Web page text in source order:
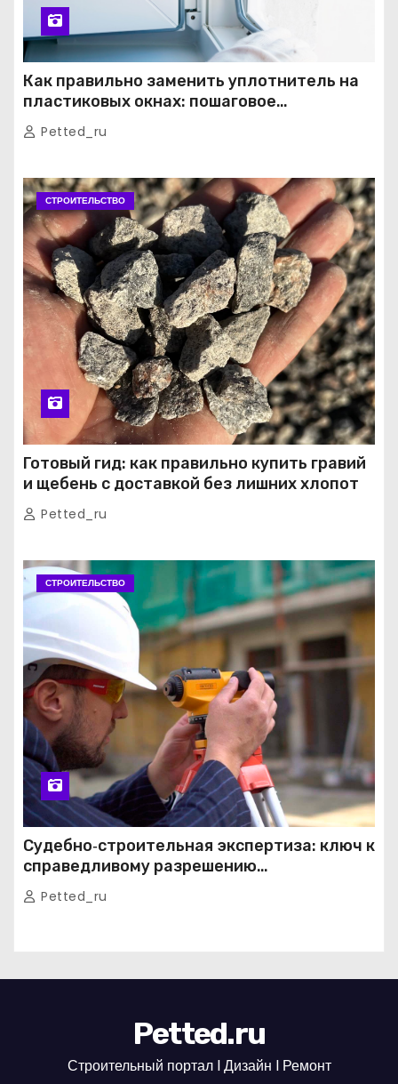
Как правильно заменить уплотнитель на
пластиковых окнах: пошаговое
руководство от экспертов
Petted_ru
СТРОИТЕЛЬСТВО
Готовый гид: как правильно купить гравий
и щебень с доставкой без лишних хлопот
Petted_ru
СТРОИТЕЛЬСТВО
Судебно‑строительная экспертиза: ключ к
справедливому разрешению
строительных споров
Petted_ru
Petted.ru
Строительный портал l Дизайн l Ремонт